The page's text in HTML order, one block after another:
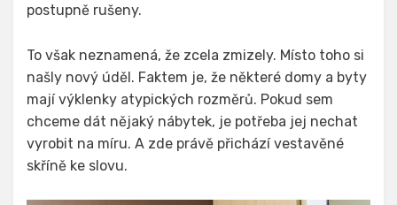
postupně rušeny.
To však neznamená, že zcela zmizely. Místo toho si
našly nový úděl. Faktem je, že některé domy a byty
mají výklenky atypických rozměrů. Pokud sem
chceme dát nějaký nábytek, je potřeba jej nechat
vyrobit na míru. A zde právě přichází vestavěné
skříně ke slovu.